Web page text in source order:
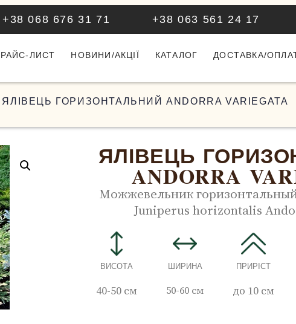
+38 068 676 31 71 +38 063 561 24 17
ЛИСТ НОВИНИ/АКЦІЇ КАТАЛОГ ДОСТАВКА/
ЯЛІВЕЦЬ ГОРИЗОНТАЛЬНИЙ ANDORRA VARIEGATA
ЯЛІВЕЦЬ
ANDORRA
Можжевельник
Juniperus horizontalis
ВИСОТА
40-50 см
ШИРИНА
50-60 см
ПРИРІСТ
до 10 см